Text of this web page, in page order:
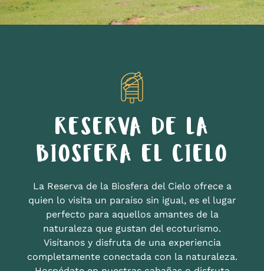
RESERVA DE LA
BIOSFERA EL CIELO
La Reserva de la Biosfera del Cielo ofrece a
quien lo visita un paraíso sin igual, es el lugar
perfecto para aquellos amantes de la
naturaleza que gustan del ecoturismo.
Visítanos y disfruta de una experiencia
completamente conectada con la naturaleza.